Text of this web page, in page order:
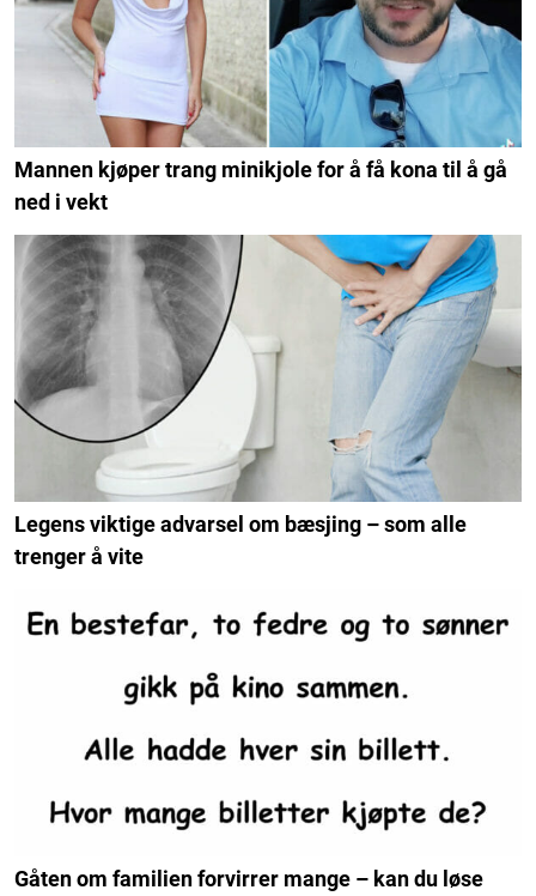
Mannen kjøper trang minikjole for å få kona til å gå
ned i vekt
Legens viktige advarsel om bæsjing – som alle
trenger å vite
Gåten om familien forvirrer mange – kan du løse